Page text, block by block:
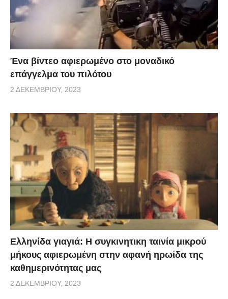
Ένα βίντεο αφιερωμένο στο μοναδικό
επάγγελμα του πιλότου
2 ΔΕΚΕΜΒΡΊΟΥ, 2023
Ελληνίδα γιαγιά: Η συγκινητικη ταινία μικρού
μήκους αφιερωμένη στην αφανή ηρωίδα της
καθημερινότητας μας
2 ΔΕΚΕΜΒΡΊΟΥ, 2023